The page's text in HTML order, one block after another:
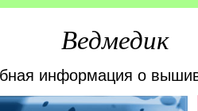
Ведмедик
информация о